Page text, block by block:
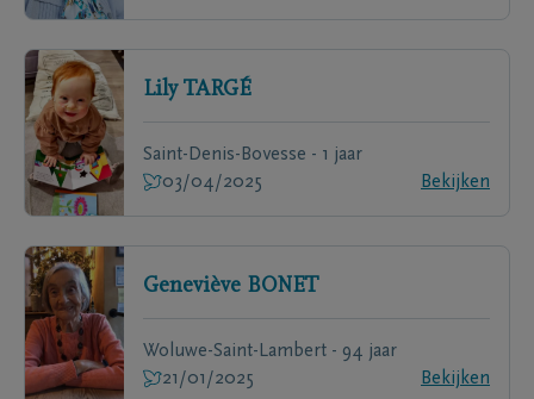
Lily TARGÉ
Saint-Denis-Bovesse - 1 jaar
03/04/2025
Bekijken
Geneviève BONET
Woluwe-Saint-Lambert - 94 jaar
21/01/2025
Bekijken